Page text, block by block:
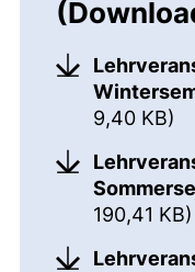
9,40 KB)
190,41 KB)